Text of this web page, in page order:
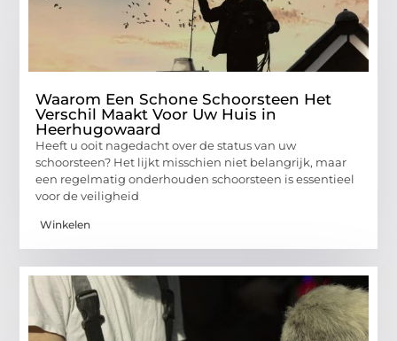
Waarom Een Schone Schoorsteen Het
Verschil Maakt Voor Uw Huis in
Heerhugowaard
Heeft u ooit nagedacht over de status van uw
schoorsteen? Het lijkt misschien niet belangrijk, maar
een regelmatig onderhouden schoorsteen is essentieel
voor de veiligheid
Winkelen